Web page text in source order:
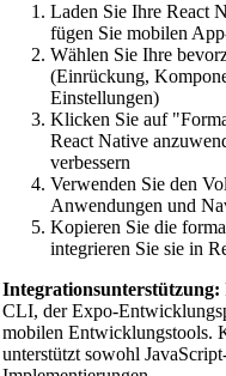
Batch Script Beautifier
C/C++ Code Beautifier
CUDA Code Beautifier
Scala Code Beautifier
Haskell Code Beautifier
Elixir Code Beautifier
R Code Beautifier
Julia Code Beautifier
MATLAB Code
Laden Sie Ihre React
fügen Sie mobilen
Wählen Sie Ihre
(Einrückung,
Einstellungen)
Klicken Sie auf
React Native
verbessern
Verwenden Sie den
Anwendungen und
Kopieren Sie die
integrieren Sie sie in
Integrationsunterstützung:
CLI, der Expo-
mobilen Entwicklungstools.
unterstützt sowohl